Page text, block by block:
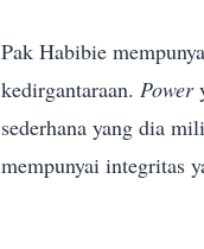
Pak Habibie
kedirgantaraan. Power
sederhana yang dia
mempunyai integritas